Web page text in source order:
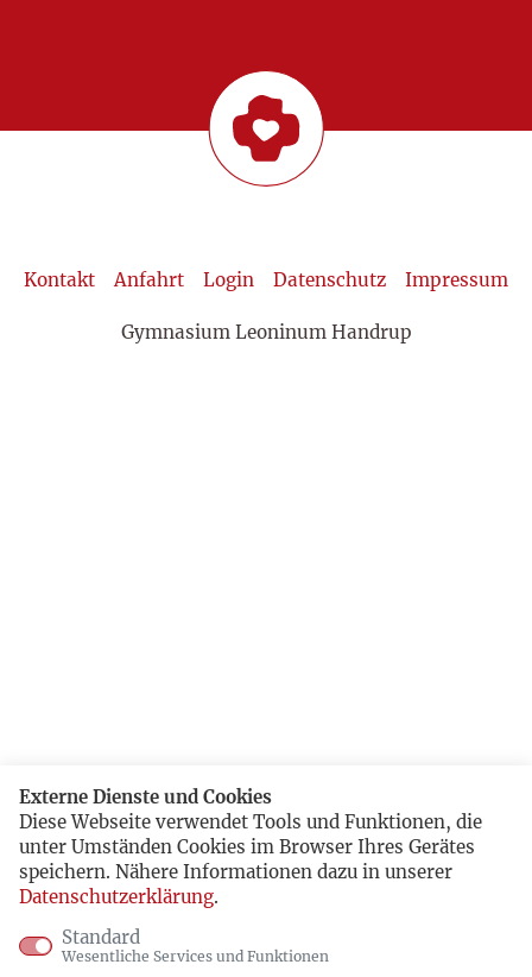
Kontakt Anfahrt Login Datenschutz Impressum
Gymnasium Leoninum Handrup
Externe Dienste und Cookies
Diese Webseite verwendet Tools und Funktionen, die
unter Umständen Cookies im Browser Ihres Gerätes
speichern. Nähere Informationen dazu in unserer
Datenschutzerklärung.
Standard
Wesentliche Services und Funktionen